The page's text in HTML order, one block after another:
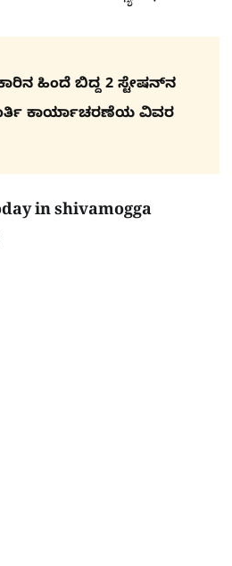
ಹಿಂದೆ ಬಿದ್ದ 2 ಸ್ಟೇಷನ್​ನ
ಕಾರ್ಯಾಚರಣೆಯ ವಿವರ
in shivamogga